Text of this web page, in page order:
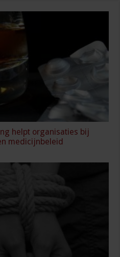
helpt organisaties bij
medicijnbeleid